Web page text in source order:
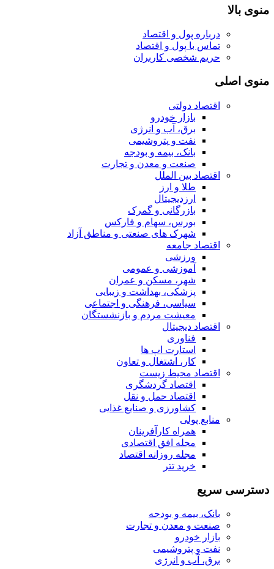
منوی بالا
درباره پول و اقتصاد
تماس با پول و اقتصاد
حریم شخصی کاربران
منوی اصلی
اقتصاد دولتی
بازار خودرو
برق، آب و انرژی
نفت و پتروشیمی
بانک، بیمه و بودجه
صنعت و معدن و تجارت
اقتصاد بین الملل
طلا و ارز
ارزدیجیتال
بازرگانی و گمرک
بورس، سهام و فارکس
شهرک های صنعتی و مناطق آزاد
اقتصاد جامعه
ورزشی
آموزشی و عمومی
شهر، مسکن و عمران
پزشکی، بهداشت و زیبایی
سیاسی، فرهنگی و اجتماعی
معیشت مردم و بازنشستگان
اقتصاد دیجیتال
فناوری
استارت اپ ها
کار، اشتغال و تعاون
اقتصاد محیط زیست
اقتصاد گردشگری
اقتصاد حمل و نقل
کشاورزی و صنایع غذایی
منابع پولی
همراه کارآفرینان
مجله افق اقتصادی
مجله روزانه اقتصاد
خرید تتر
دسترسی سریع
بانک، بیمه و بودجه
صنعت و معدن و تجارت
بازار خودرو
نفت و پتروشیمی
برق، آب و انرژی